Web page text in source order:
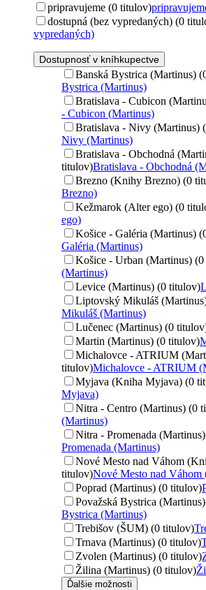
pripravujeme (0 titulov)
dostupná (bez vypredaných) (0
vypredaných)
Dostupnosť v kníhkupectve
Banská Bystrica (Martinus)
Bystrica (Martinus)
Bratislava - Cubicon
- Cubicon (Martinus)
Bratislava - Nivy (Martinus)
Nivy (Martinus)
Bratislava - Obchodná
titulov)Bratislava - Obchodná
Brezno (Knihy Brezno) (0
Brezno)
Kežmarok (Alter ego) (0
ego)
Košice - Galéria (Martinus)
Galéria (Martinus)
Košice - Urban (Martinus)
(Martinus)
Levice (Martinus) (0 titulov)
Liptovský Mikuláš
Mikuláš (Martinus)
Lučenec (Martinus) (0
Martin (Martinus) (0 titulov)
Michalovce - ATRIUM
titulov)Michalovce - ATRIUM
Myjava (Kniha Myjava) (0
Myjava)
Nitra - Centro (Martinus) (0
(Martinus)
Nitra - Promenada
Promenada (Martinus)
Nové Mesto nad Váhom
titulov)Nové Mesto nad
Poprad (Martinus) (0 titulov)
Považská Bystrica
Bystrica (Martinus)
Trebišov (ŠUM) (0 titulov)
Trnava (Martinus) (0 titulov)
Zvolen (Martinus) (0 titulov)
Žilina (Martinus) (0 titulov)
Ďalšie možnosti